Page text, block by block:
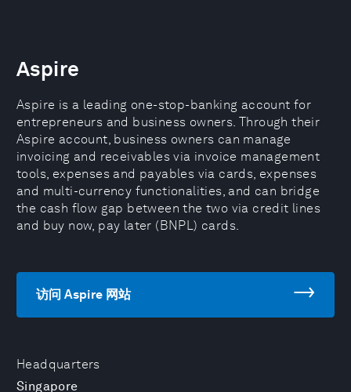
Headquarters
Singapore
Aspire
Aspire is a leading one-stop-banking account for
entrepreneurs and business owners. Through their
Aspire account, business owners can manage
invoicing and receivables via invoice management
tools, expenses and payables via cards, expenses
and multi-currency functionalities, and can bridge
the cash flow gap between the two via credit lines
and buy now, pay later (BNPL) cards.
访问 Aspire 网站